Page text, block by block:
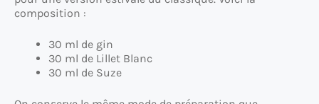
composition :
30 ml de gin
30 ml de Lillet Blanc
30 ml de Suze